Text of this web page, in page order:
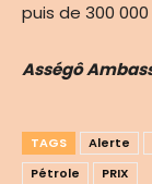
puis de 300
Asségô
TAGS Alerte
Pétrole
PRIX